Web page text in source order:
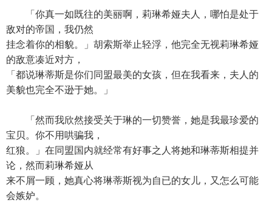
「你真一如既往的美丽啊，莉琳希娅夫人，哪怕是处于
敌对的帝国，我仍然
挂念着你的相貌。」胡索斯举止轻浮，他完全无视莉琳希娅
的敌意凑近对方，
「都说琳蒂斯是你们同盟最美的女孩，但在我看来，夫人的
美貌也完全不逊于她。」
「然而我欣然接受关于琳的一切赞誉，她是我最珍爱的
宝贝。你不用哄骗我，
红狼。」在同盟国内就经常有好事之人将她和琳蒂斯相提并
论，然而莉琳希娅从
来不屑一顾，她真心将琳蒂斯视为自已的女儿，又怎么可能
会嫉妒。